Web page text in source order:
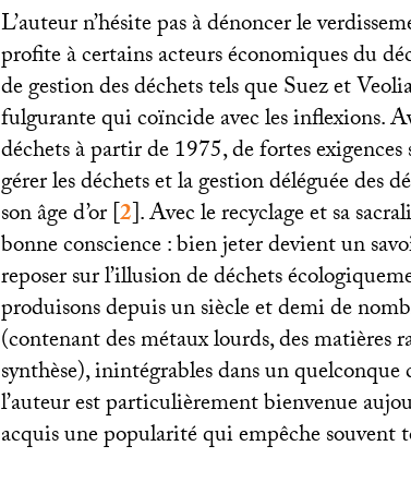
L’auteur n’hésite pas à dénoncer le
profite à certains acteurs économiques du
de gestion des déchets tels que Suez et
fulgurante qui coïncide avec les inflexions.
déchets à partir de 1975, de fortes
gérer les déchets et la gestion déléguée des
son âge d’or[2]. Avec le recyclage et sa
bonne conscience : bien jeter devient un
reposer sur l’illusion de déchets
produisons depuis un siècle et demi de
(contenant des métaux lourds, des matières
synthèse), inintégrables dans un
l’auteur est particulièrement bienvenue
acquis une popularité qui empêche souvent